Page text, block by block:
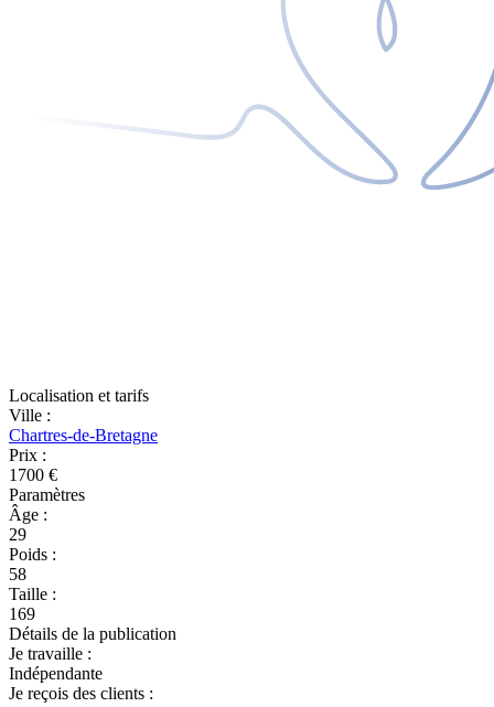
Localisation et tarifs
Ville :
Chartres-de-Bretagne
Prix :
1700 €
Paramètres
Âge :
29
Poids :
58
Taille :
169
Détails de la publication
Je travaille :
Indépendante
Je reçois des clients :